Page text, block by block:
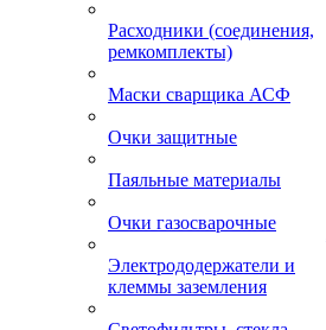
Расходники (соединения,
ремкомплекты)
Маски сварщика АСФ
Очки защитные
Паяльные материалы
Очки газосварочные
Электрододержатели и
клеммы заземления